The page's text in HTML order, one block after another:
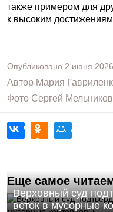
также примером для
к высоким
Опубликовано 2 июня 2026
Автор Мария
Фото Сергей Мельников
Еще самое
Верховный суд
веток в мусорные